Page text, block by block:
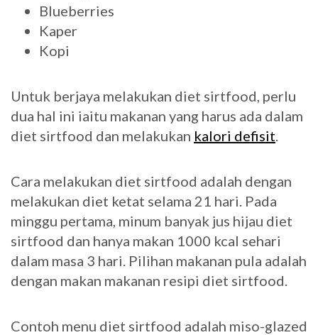
Blueberries
Kaper
Kopi
Untuk berjaya melakukan diet sirtfood, perlu
dua hal ini iaitu makanan yang harus ada dalam
diet sirtfood dan melakukan kalori defisit.
Cara melakukan diet sirtfood adalah dengan
melakukan diet ketat selama 21 hari. Pada
minggu pertama, minum banyak jus hijau diet
sirtfood dan hanya makan 1000 kcal sehari
dalam masa 3 hari. Pilihan makanan pula adalah
dengan makan makanan resipi diet sirtfood.
Contoh menu diet sirtfood adalah miso-glazed